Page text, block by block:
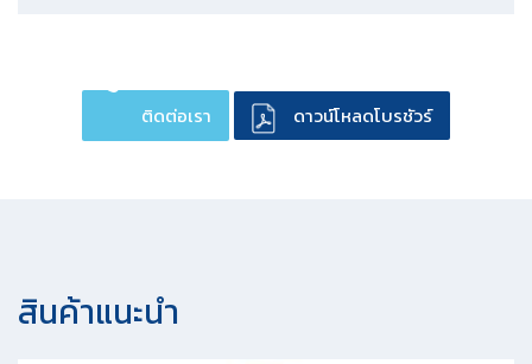
ติดต่อเรา ดาวน์โหลดโบรชัวร์
สินค้าแนะนํา